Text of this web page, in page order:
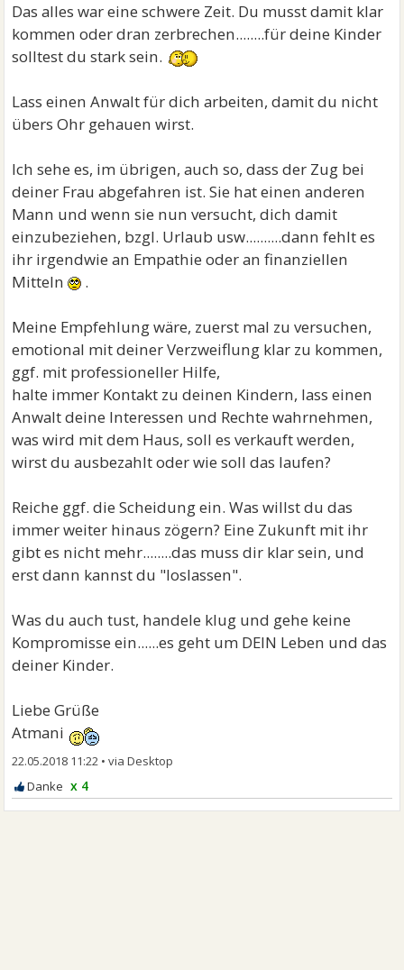
Das alles war eine schwere Zeit. Du musst damit klar
kommen oder dran zerbrechen........für deine Kinder
solltest du stark sein.
Lass einen Anwalt für dich arbeiten, damit du nicht
übers Ohr gehauen wirst.
Ich sehe es, im übrigen, auch so, dass der Zug bei
deiner Frau abgefahren ist. Sie hat einen anderen
Mann und wenn sie nun versucht, dich damit
einzubeziehen, bzgl. Urlaub usw..........dann fehlt es
ihr irgendwie an Empathie oder an finanziellen
Mitteln
.
Meine Empfehlung wäre, zuerst mal zu versuchen,
emotional mit deiner Verzweiflung klar zu kommen,
ggf. mit professioneller Hilfe,
halte immer Kontakt zu deinen Kindern, lass einen
Anwalt deine Interessen und Rechte wahrnehmen,
was wird mit dem Haus, soll es verkauft werden,
wirst du ausbezahlt oder wie soll das laufen?
Reiche ggf. die Scheidung ein. Was willst du das
immer weiter hinaus zögern? Eine Zukunft mit ihr
gibt es nicht mehr........das muss dir klar sein, und
erst dann kannst du "loslassen".
Was du auch tust, handele klug und gehe keine
Kompromisse ein......es geht um DEIN Leben und das
deiner Kinder.
Liebe Grüße
Atmani
22.05.2018 11:22 •
x 4